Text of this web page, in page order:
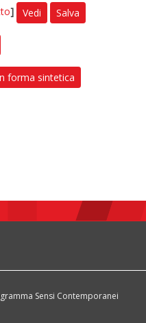
] Vedi Salva
forma sintetica
Sensi Contemporanei